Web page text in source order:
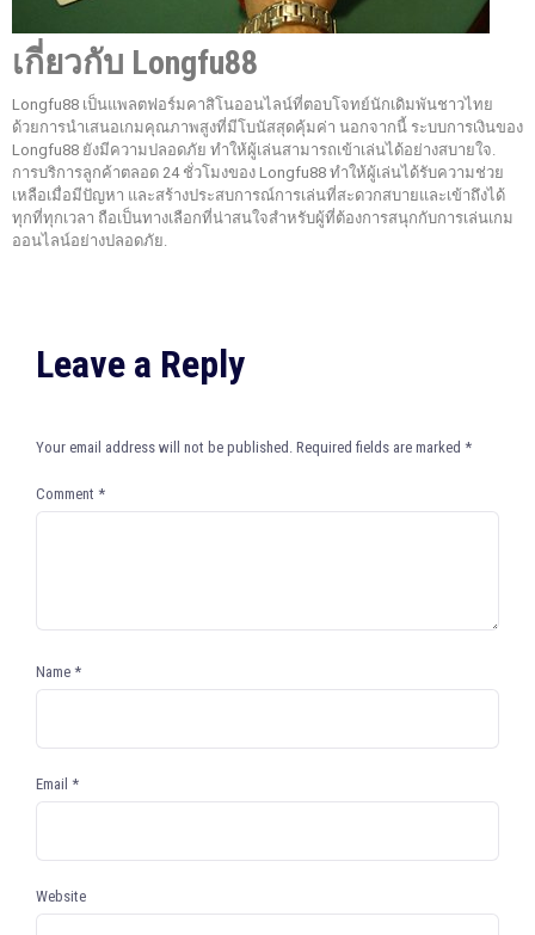
เกี่ยวกับ Longfu88
Longfu88 เป็นแพลตฟอร์มคาสิโนออนไลน์ที่ตอบโจทย์นักเดิมพันชาวไทย
ด้วยการนำเสนอเกมคุณภาพสูงที่มีโบนัสสุดคุ้มค่า นอกจากนี้ ระบบการเงินของ
Longfu88 ยังมีความปลอดภัย ทำให้ผู้เล่นสามารถเข้าเล่นได้อย่างสบายใจ.
การบริการลูกค้าตลอด 24 ชั่วโมงของ Longfu88 ทำให้ผู้เล่นได้รับความช่วย
เหลือเมื่อมีปัญหา และสร้างประสบการณ์การเล่นที่สะดวกสบายและเข้าถึงได้
ทุกที่ทุกเวลา ถือเป็นทางเลือกที่น่าสนใจสำหรับผู้ที่ต้องการสนุกกับการเล่นเกม
ออนไลน์อย่างปลอดภัย.
Leave a Reply
Your email address will not be published. Required fields are marked *
Comment *
Name *
Email *
Website